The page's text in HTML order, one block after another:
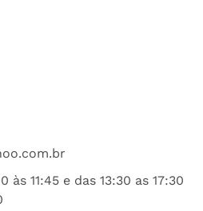
11:45 e das 13:30 as 17:30